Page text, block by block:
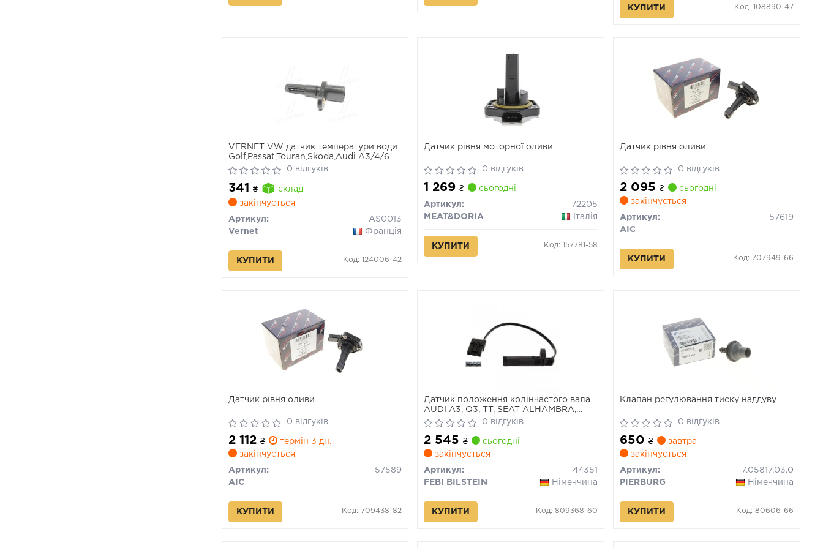
КУПИТИ Код: 108890-47
VERNET VW датчик температури води
Golf,Passat,Touran,Skoda,Audi A3/4/6
0 відгуків
341 ₴
склад
закінчується
Артикул:
AS0013
Vernet
Франція
КУПИТИ Код: 124006-42
Датчик рівня моторної оливи
0 відгуків
1 269₴ сьогодні
Артикул:
72205
MEAT&DORIA
Італія
КУПИТИ Код: 157781-58
Датчик рівня оливи
0 відгуків
2 095₴
сьогодні
закінчується
Артикул:
57619
AIC
КУПИТИ Код: 707949-66
Датчик рівня оливи
0 відгуків
2 112 ₴
термін 3 дн.
закінчується
Артикул:
57589
AIC
КУПИТИ Код: 709438-82
Датчик положення колінчастого вала
AUDI A3, Q3, TT, SEAT ALHAMBRA,
ALTEA, ALTEA XL, LEON, TOLEDO III,
SKODA OCTAVIA II, OCTAVIA III,
SUPERB II, SUPERB III, YETI, VW BEETLE
1.2-3.6 02.01-
0 відгуків
2 545₴
сьогодні
закінчується
Артикул:
44351
FEBI BILSTEIN
Німеччина
КУПИТИ Код: 809368-60
Клапан регулювання тиску наддуву
0 відгуків
650₴
завтра
закінчується
Артикул:
7.05817.03.0
PIERBURG
Німеччина
КУПИТИ Код: 80606-66